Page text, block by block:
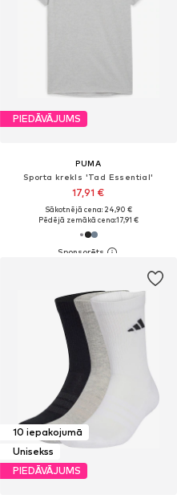
PIEDĀVĀJUMS
PUMA
Sporta krekls 'Tad Essential'
17,91 €
Sākotnējā cena: 24,90 €
Pēdējā zemākā cena:17,91 €
10 iepakojumā
Unisekss
PIEDĀVĀJUMS